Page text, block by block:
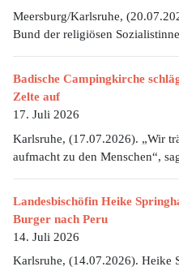
Meersburg/Karlsruhe,
Bund der religiösen
Badische Campingkirche
Zelte auf
17. Juli 2026
Karlsruhe, (17.07.2026). „Wir
aufmacht zu den Menschen“,
Landesbischöfin Heike
Burger nach Peru
14. Juli 2026
Karlsruhe, (14.07.2026). Heike